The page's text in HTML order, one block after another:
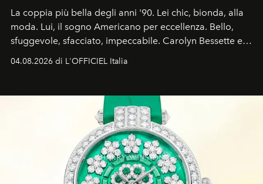
La coppia più bella degli anni '90. Lei chic, bionda, alla
moda. Lui, il sogno Americano per eccellenza. Bello,
sfuggevole, sfacciato, impeccabile. Carolyn Bessette e
John John Kennedy sono i protagonisti della storia
04.08.2026 di L'OFFICIEL Italia